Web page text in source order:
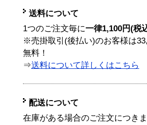
送料について
1つのご注文毎に一律1,100円(税
※売掛取引(後払い)のお客様は
無料！
⇒送料について詳しくはこちら
配送について
在庫がある場合のご注文につき